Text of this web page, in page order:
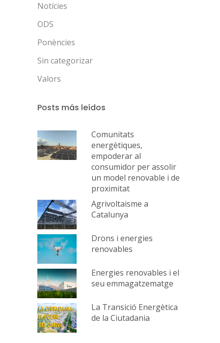
Notícies
ODS
Ponències
Sin categorizar
Valors
Posts más leídos
Comunitats
energètiques,
empoderar al
consumidor per assolir
un model renovable i de
proximitat
Agrivoltaisme a
Catalunya
Drons i energies
renovables
Energies renovables i el
seu emmagatzematge
La Transició Energètica
de la Ciutadania